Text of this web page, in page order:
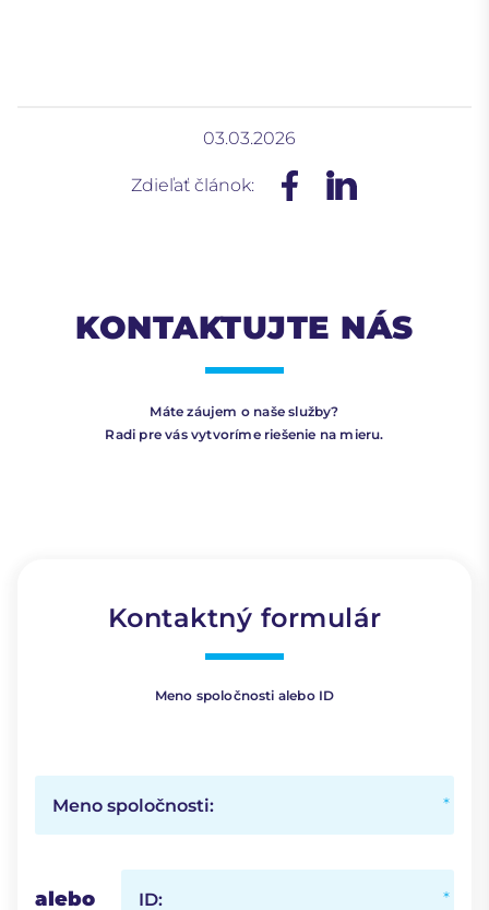
03.03.2026
Zdieľať článok:
KONTAKTUJTE NÁS
Máte záujem o naše služby?
Radi pre vás vytvoríme riešenie na mieru.
Kontaktný formulár
Meno spoločnosti alebo ID
Meno spoločnosti:
alebo ID: